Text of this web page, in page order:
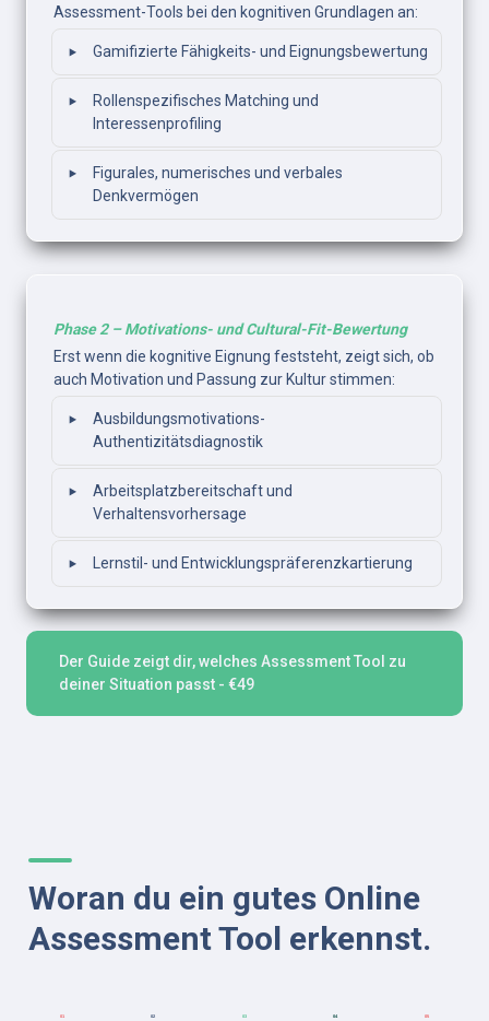
Assessment-Tools bei den kognitiven Grundlagen an:
‣ Gamifizierte Fähigkeits- und Eignungsbewertung
‣
Rollenspezifisches Matching und
Interessenprofiling
‣
Figurales, numerisches und verbales
Denkvermögen
Phase 2 – Motivations- und Cultural-Fit-Bewertung
Erst wenn die kognitive Eignung feststeht, zeigt sich, ob
auch Motivation und Passung zur Kultur stimmen:
‣
Ausbildungsmotivations-
Authentizitätsdiagnostik
‣
Arbeitsplatzbereitschaft und
Verhaltensvorhersage
‣ Lernstil- und Entwicklungspräferenzkartierung
Der Guide zeigt dir, welches Assessment Tool zu
deiner Situation passt - €49
Woran du ein gutes Online
Assessment Tool erkennst.